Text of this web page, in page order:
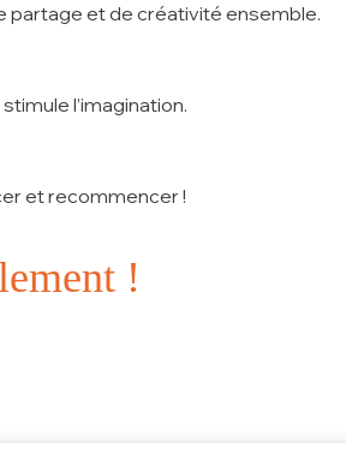
partage et de créativité ensemble.
l’imagination.
et recommencer !
!